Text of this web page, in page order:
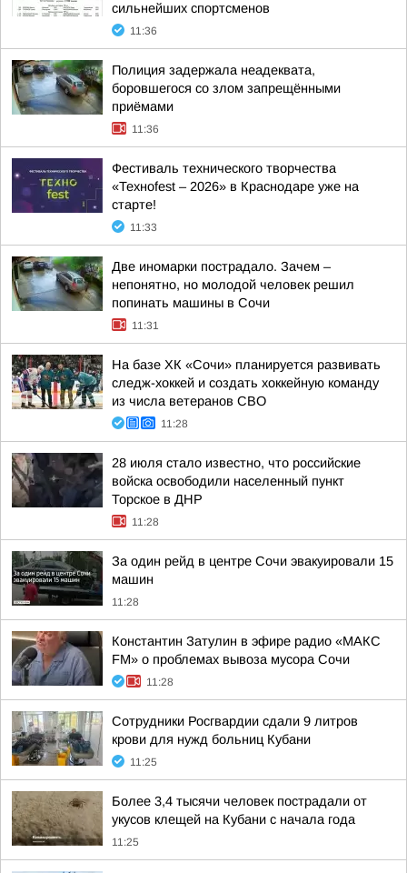
сильнейших спортсменов
11:36
Полиция задержала неадеквата,
боровшегося со злом запрещёнными
приёмами
11:36
Фестиваль технического творчества
«Техноfest – 2026» в Краснодаре уже на
старте!
11:33
Две иномарки пострадало. Зачем –
непонятно, но молодой человек решил
попинать машины в Сочи
11:31
На базе ХК «Сочи» планируется развивать
следж-хоккей и создать хоккейную команду
из числа ветеранов СВО
11:28
28 июля стало известно, что российские
войска освободили населенный пункт
Торское в ДНР
11:28
За один рейд в центре Сочи эвакуировали 15
машин
11:28
Константин Затулин в эфире радио «МАКС
FM» о проблемах вывоза мусора Сочи
11:28
Сотрудники Росгвардии сдали 9 литров
крови для нужд больниц Кубани
11:25
Более 3,4 тысячи человек пострадали от
укусов клещей на Кубани с начала года
11:25